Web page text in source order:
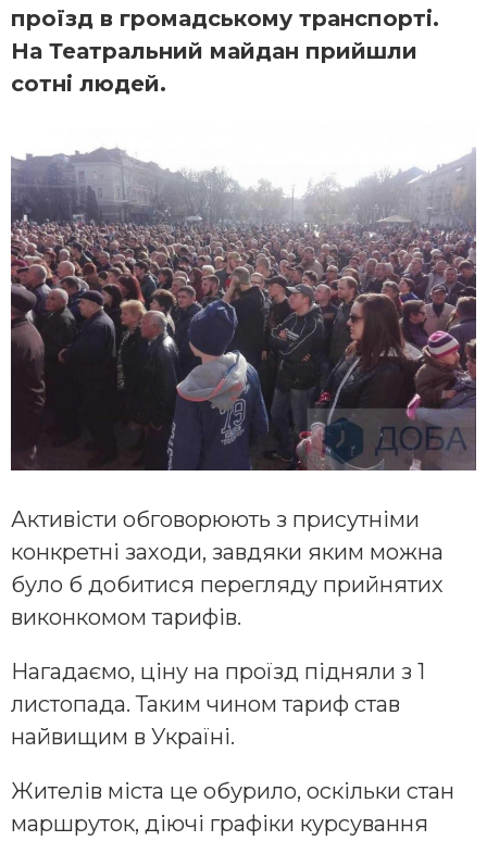
проїзд в громадському транспорті.
На Театральний майдан прийшли
сотні людей.
Активісти обговорюють з присутніми
конкретні заходи, завдяки яким можна
було б добитися перегляду прийнятих
виконкомом тарифів.
Нагадаємо, ціну на проїзд підняли з 1
листопада. Таким чином тариф став
найвищим в Україні.
Жителів міста це обурило, оскільки стан
маршруток, діючі графіки курсування